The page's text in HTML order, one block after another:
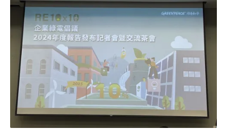
呈現拉鋸。不過，YouGov4月24日的民調顯示，工黨以
53.5%暫時領先在野聯盟的46.5%。澳洲公共電視
《ABC》分析，美國總統川普的關稅政策可能是民心改變
的一大因素。在對美談判時，民眾更相信現任總理艾班尼
斯會以澳洲為重。《SBS》1日的報導指稱，工黨指責對
手採「川普式」政策，如裁減公務員職位等，導致達頓形
象被川普拖